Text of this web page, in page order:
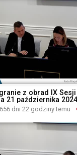
z obrad IX
21 października
656 dni 22 godziny temu